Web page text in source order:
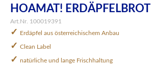
HOAMAT! ERDÄPFELBROT
Art.Nr. 100019391
✓ Erdäpfel aus österreichischem Anbau
✓ Clean Label
✓ natürliche und lange Frischhaltung